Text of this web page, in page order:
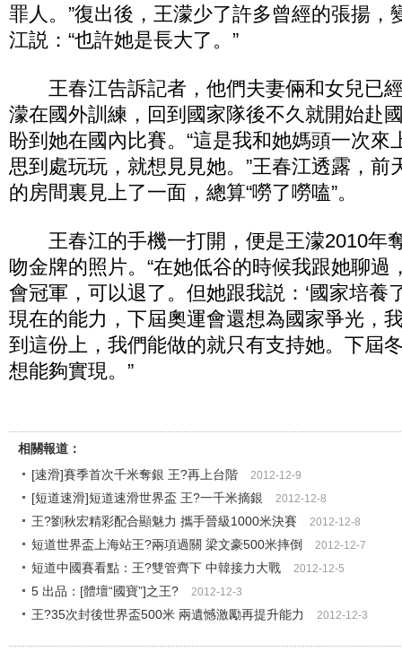
罪人。”復出後，王濛少了許多曾經的張揚，
江説：“也許她是長大了。”
王春江告訴記者，他們夫妻倆和女兒已
濛在國外訓練，回到國家隊後不久就開始赴
盼到她在國內比賽。“這是我和她媽頭一次來
思到處玩玩，就想見見她。”王春江透露，前
的房間裏見上了一面，總算“嘮了嘮嗑”。
王春江的手機一打開，便是王濛2010年
吻金牌的照片。“在她低谷的時候我跟她聊過
會冠軍，可以退了。但她跟我説：‘國家培養
現在的能力，下屆奧運會還想為國家爭光，
到這份上，我們能做的就只有支持她。下屆
想能夠實現。”
相關報道：
[速滑]賽季首次千米奪銀 王?再上台階
2012-12-9
[短道速滑]短道速滑世界盃 王?一千米摘銀 2012-12-8
王?劉秋宏精彩配合顯魅力 攜手晉級1000米決賽 2012-12-8
短道世界盃上海站王?兩項過關 梁文豪500米摔倒 2012-12-7
短道中國賽看點：王?雙管齊下 中韓接力大戰 2012-12-5
5 出品：[體壇“國寶”]之王? 2012-12-3
王?35次封後世界盃500米 兩遺憾激勵再提升能力 2012-12-3